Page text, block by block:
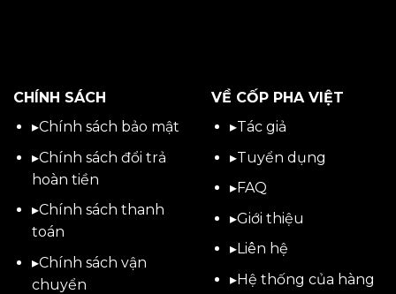
CHÍNH SÁCH
▸Chính sách bảo mật
▸Chính sách đổi trả
hoàn tiền
▸Chính sách thanh
toán
▸Chính sách vận
chuyển
VỀ CỐP PHA VIỆT
▸Tác giả
▸Tuyển dụng
▸FAQ
▸Giới thiệu
▸Liên hệ
▸Hệ thống của hàng